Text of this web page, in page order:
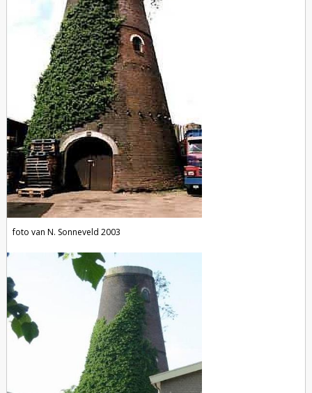
foto van N. Sonneveld 2003